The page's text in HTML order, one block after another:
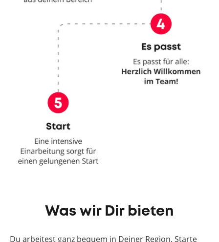
Was wir Dir bieten
Du arbeitest ganz bequem in Deiner Region. Starte